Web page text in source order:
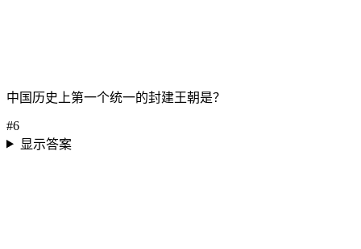
中国历史上第一个统一的封建王朝是？
#6
显示答案